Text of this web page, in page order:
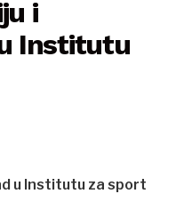
i
Institutu
u Institutu za sport